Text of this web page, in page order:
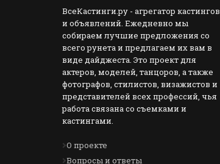
ВсеКастинги.ру - агрегатор кастингов
и объявлений. Ежедневно мы
собираем лучшие предложения со
всего рунета и предлагаем их вам в
виде дайджеста. Это проект для
актеров, моделей, танцоров, а также
фотографов, стилистов, визажистов и
представителей всех профессий, чья
работа связана со съемками и
кастингами.
О проекте
Вопросы и ответы